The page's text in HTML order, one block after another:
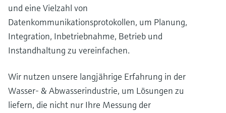
und eine Vielzahl von
Datenkommunikationsprotokollen, um Planung,
Integration, Inbetriebnahme, Betrieb und
Instandhaltung zu vereinfachen.
Wir nutzen unsere langjährige Erfahrung in der
Wasser- & Abwasserindustrie, um Lösungen zu
liefern, die nicht nur Ihre Messung der